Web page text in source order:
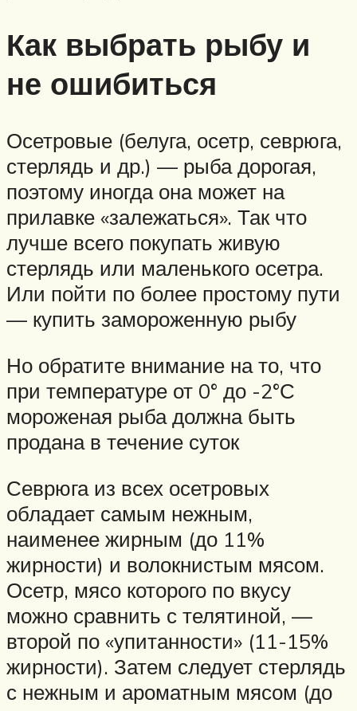
Как выбрать рыбу и
не ошибиться
Осетровые (белуга, осетр, севрюга,
стерлядь и др.) — рыба дорогая,
поэтому иногда она может на
прилавке «залежаться». Так что
лучше всего покупать живую
стерлядь или маленького осетра.
Или пойти по более простому пути
— купить замороженную рыбу
Но обратите внимание на то, что
при температуре от 0° до -2°С
мороженая рыба должна быть
продана в течение суток
Севрюга из всех осетровых
обладает самым нежным,
наименее жирным (до 11%
жирности) и волокнистым мясом.
Осетр, мясо которого по вкусу
можно сравнить с телятиной, —
второй по «упитанности» (11-15%
жирности). Затем следует стерлядь
с нежным и ароматным мясом (до